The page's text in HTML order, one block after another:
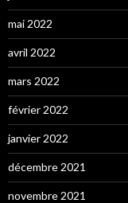
mai 2022
avril 2022
mars 2022
février 2022
janvier 2022
décembre 2021
novembre 2021